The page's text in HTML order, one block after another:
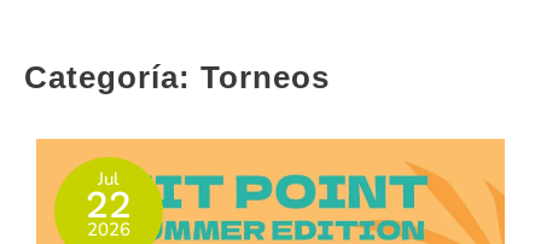
Categoría: Torneos
Jul
22
2026